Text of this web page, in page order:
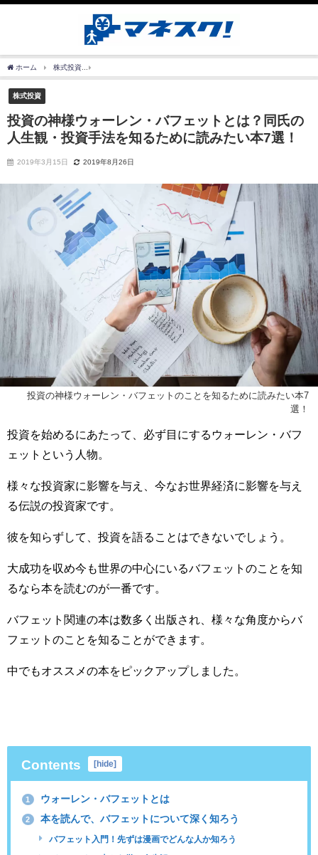
ホーム 株式投資
株式投資
投資の神様ウォーレン・バフェットとは？同氏の
人生観・投資手法を知るために読みたい本7選！
2019年3月15日 2019年8月26日
投資の神様ウォーレン・バフェットのことを知るために読みたい本7
選！
投資を始めるにあたって、必ず目にするウォーレン・バフ
ェットという人物。
様々な投資家に影響を与え、今なお世界経済に影響を与え
る伝説の投資家です。
彼を知らずして、投資を語ることはできないでしょう。
大成功を収め今も世界の中心にいるバフェットのことを知
るなら本を読むのが一番です。
バフェット関連の本は数多く出版され、様々な角度からバ
フェットのことを知ることができます。
中でもオススメの本をピックアップしました。
Contents [hide]
1 ウォーレン・バフェットとは
2 本を読んで、バフェットについて深く知ろう
バフェット入門！先ずは漫画でどんな人か知ろう